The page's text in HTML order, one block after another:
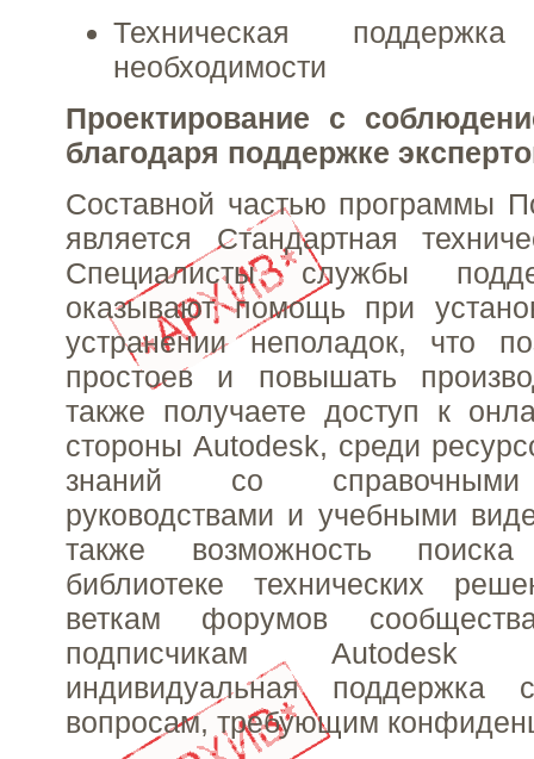
Техническая
необходимости
Проектирование с
благодаря поддержке
Составной частью программы
является Стандартная
Специалисты службы
оказывают помощь при
устранении неполадок, что
простоев и повышать
также получаете доступ к
стороны Autodesk, среди
знаний со справочными
руководствами и учебными
также возможность
библиотеке технических
веткам форумов
подписчикам Autodesk
индивидуальная поддержка
вопросам, требующим